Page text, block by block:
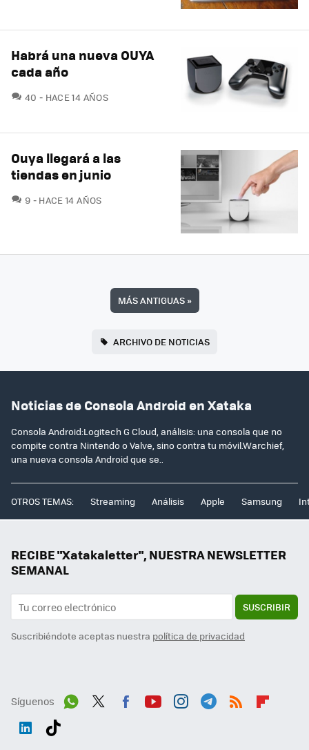
Habrá una nueva OUYA
cada año
40 COMENTARIOS
HACE 14 AÑOS
Ouya llegará a las
tiendas en junio
9 COMENTARIOS
HACE 14 AÑOS
MÁS ANTIGUAS»
ARCHIVO DE NOTICIAS
Noticias de Consola Android en Xataka
Consola Android:Logitech G Cloud, análisis: una consola que no
compite contra Nintendo o Valve, sino contra tu móvil.Warchief,
una nueva consola Android que se..
OTROS TEMAS: Streaming Análisis Apple Samsung
RECIBE "Xatakaletter", NUESTRA NEWSLETTER
SEMANAL
SUSCRIBIR
Suscribiéndote aceptas nuestra política de privacidad
Síguenos